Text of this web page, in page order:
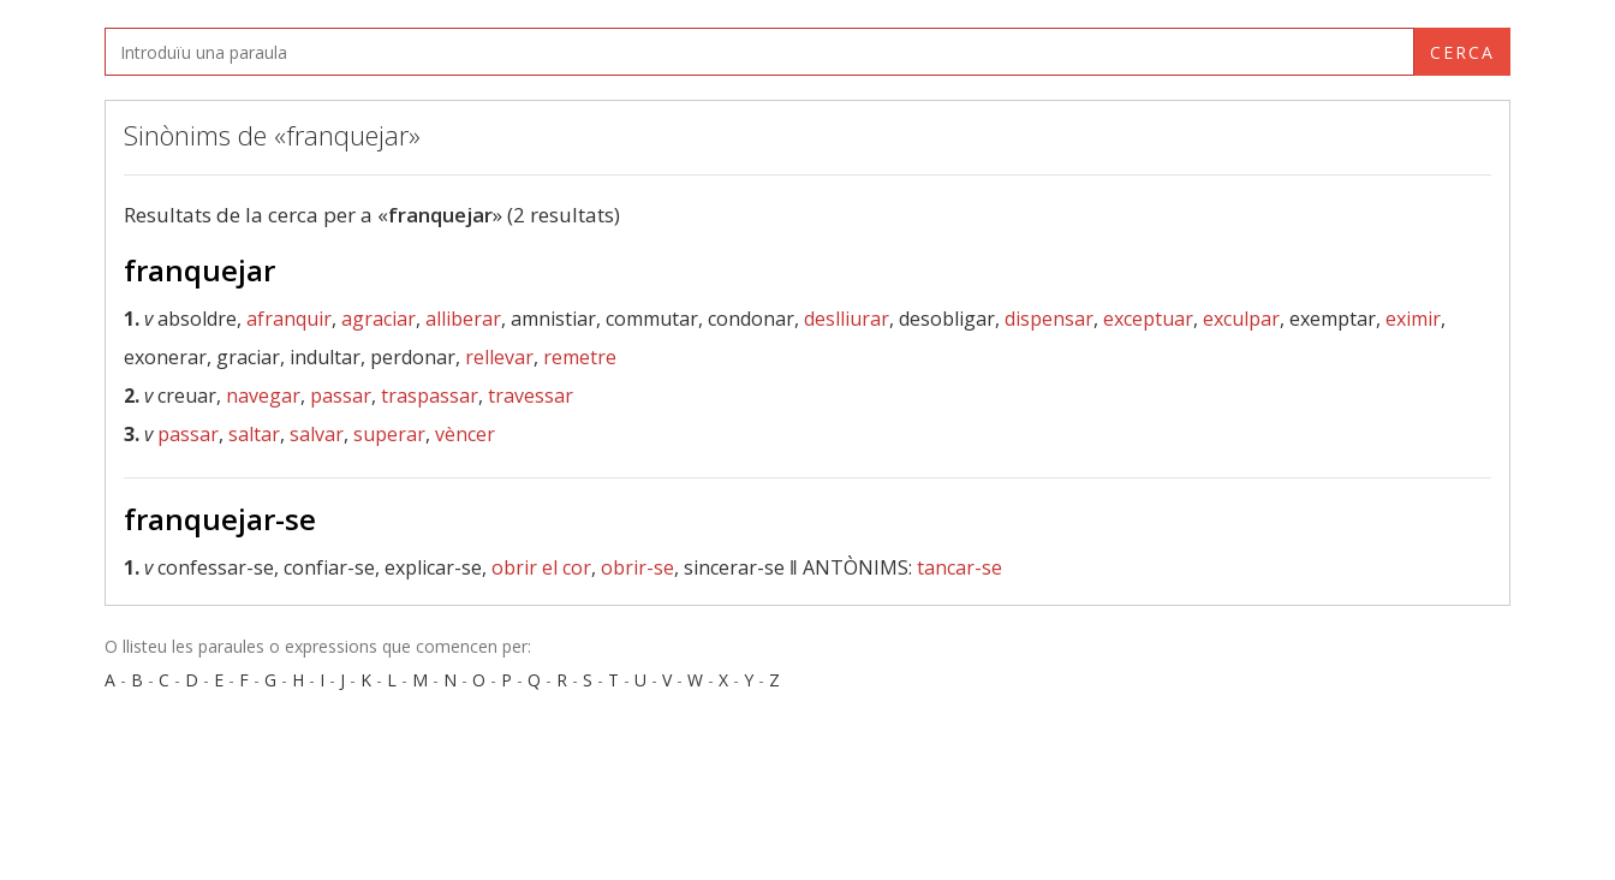
CERCA
Sinònims de «franquejar»
Resultats de la cerca per a «franquejar» (2 resultats)
franquejar
1.vabsoldre, afranquir, agraciar, alliberar, amnistiar, commutar, condonar, deslliurar, desobligar, dispensar, exceptuar, exculpar, exemptar, eximir,
exonerar, graciar, indultar, perdonar, rellevar, remetre
2.vcreuar, navegar, passar, traspassar, travessar
3.v passar, saltar, salvar, superar, vèncer
franquejar-se
1.vconfessar-se, confiar-se, explicar-se, obrir el cor, obrir-se, sincerar-se ‖ ANTÒNIMS: tancar-se
O llisteu les paraules o expressions que comencen per:
A - B - C - D - E - F - G - H - I - J - K - L - M - N - O - P - Q - R - S - T - U - V- W - X - Y - Z